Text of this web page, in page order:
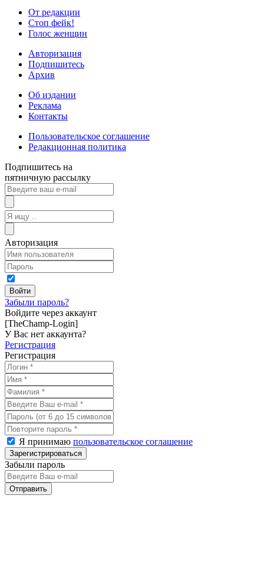
От редакции
Стоп фейк!
Голос женщин
Авторизация
Подпишитесь
Архив
Об издании
Реклама
Контакты
Пользовательское соглашение
Редакционная политика
Подпишитесь на
пятничную рассылку
Авторизация
Забыли пароль?
Войдите через аккаунт
[TheChamp-Login]
У Вас нет аккаунта?
Регистрация
Регистрация
Я принимаю пользовательское соглашение
Забыли пароль